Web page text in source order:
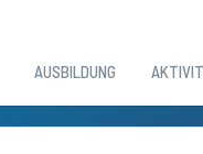
AUSBILDUNG